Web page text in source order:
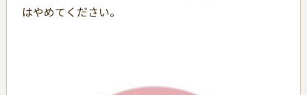
はやめてください。